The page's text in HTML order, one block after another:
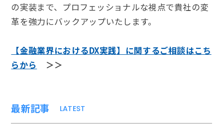
の実装まで、プロフェッショナルな視点で貴社の変
革を強力にバックアップいたします。
【金融業界におけるDX実践】に関するご相談はこち
らから ＞＞
最新記事 LATEST